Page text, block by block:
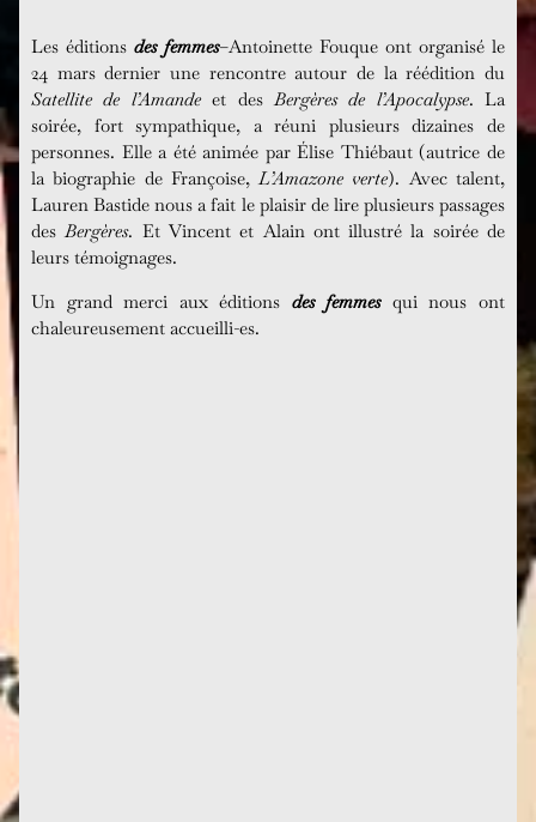
Les éditionsdes femmes–Antoinette Fouque ont organisé le
24 mars dernier une rencontre autour de la réédition du
Satellite de l’Amandeet desBergères de l’Apocalypse. La
soirée, fort sympathique, a réuni plusieurs dizaines de
personnes. Elle a été animée par Élise Thiébaut (autrice de
la biographie de Françoise,L’Amazone verte). Avec talent,
Lauren Bastide nous a fait le plaisir de lire plusieurs passages
desBergères. Et Vincent et Alain ont illustré la soirée de
leurs témoignages.
Un grand merci aux éditions des femmesqui nous ont
chaleureusement accueilli-es.